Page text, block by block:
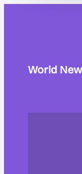
World